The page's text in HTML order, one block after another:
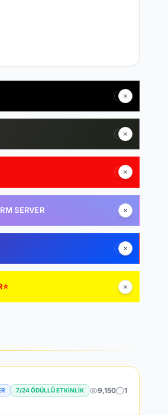
SERVER
7/24 ÖDÜLLÜ ETKINLIK 9,150 1